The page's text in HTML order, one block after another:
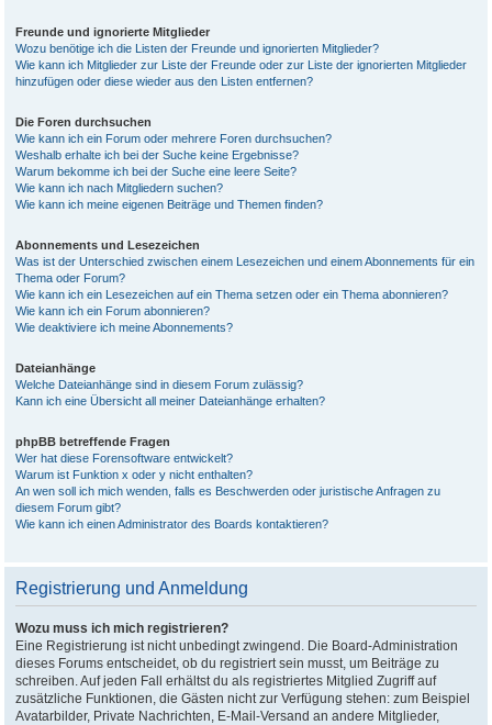
Freunde und ignorierte Mitglieder
Wozu benötige ich die Listen der Freunde und ignorierten Mitglieder?
Wie kann ich Mitglieder zur Liste der Freunde oder zur Liste der ignorierten Mitglieder
hinzufügen oder diese wieder aus den Listen entfernen?
Die Foren durchsuchen
Wie kann ich ein Forum oder mehrere Foren durchsuchen?
Weshalb erhalte ich bei der Suche keine Ergebnisse?
Warum bekomme ich bei der Suche eine leere Seite?
Wie kann ich nach Mitgliedern suchen?
Wie kann ich meine eigenen Beiträge und Themen finden?
Abonnements und Lesezeichen
Was ist der Unterschied zwischen einem Lesezeichen und einem Abonnements für ein
Thema oder Forum?
Wie kann ich ein Lesezeichen auf ein Thema setzen oder ein Thema abonnieren?
Wie kann ich ein Forum abonnieren?
Wie deaktiviere ich meine Abonnements?
Dateianhänge
Welche Dateianhänge sind in diesem Forum zulässig?
Kann ich eine Übersicht all meiner Dateianhänge erhalten?
phpBB betreffende Fragen
Wer hat diese Forensoftware entwickelt?
Warum ist Funktion x oder y nicht enthalten?
An wen soll ich mich wenden, falls es Beschwerden oder juristische Anfragen zu
diesem Forum gibt?
Wie kann ich einen Administrator des Boards kontaktieren?
Registrierung und Anmeldung
Wozu muss ich mich registrieren?
Eine Registrierung ist nicht unbedingt zwingend. Die Board-Administration
dieses Forums entscheidet, ob du registriert sein musst, um Beiträge zu
schreiben. Auf jeden Fall erhältst du als registriertes Mitglied Zugriff auf
zusätzliche Funktionen, die Gästen nicht zur Verfügung stehen: zum Beispiel
Avatarbilder, Private Nachrichten, E-Mail-Versand an andere Mitglieder,